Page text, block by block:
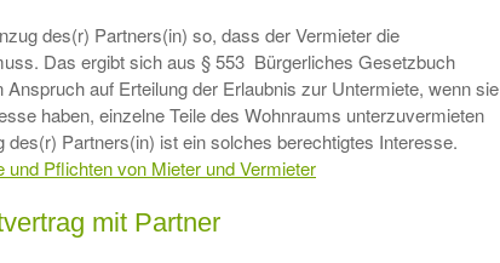
des(r) Partners(in) so, dass der Vermieter die
Das ergibt sich aus § 553 Bürgerliches Gesetzbuch
auf Erteilung der Erlaubnis zur Untermiete, wenn sie
haben, einzelne Teile des Wohnraums unterzuvermieten
Partners(in) ist ein solches berechtigtes Interesse.
Pflichten von Mieter und Vermieter
mit Partner